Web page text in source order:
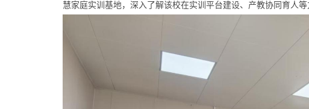
慧家庭实训基地，深入了解该校在实训平台建设、产教协同育人等